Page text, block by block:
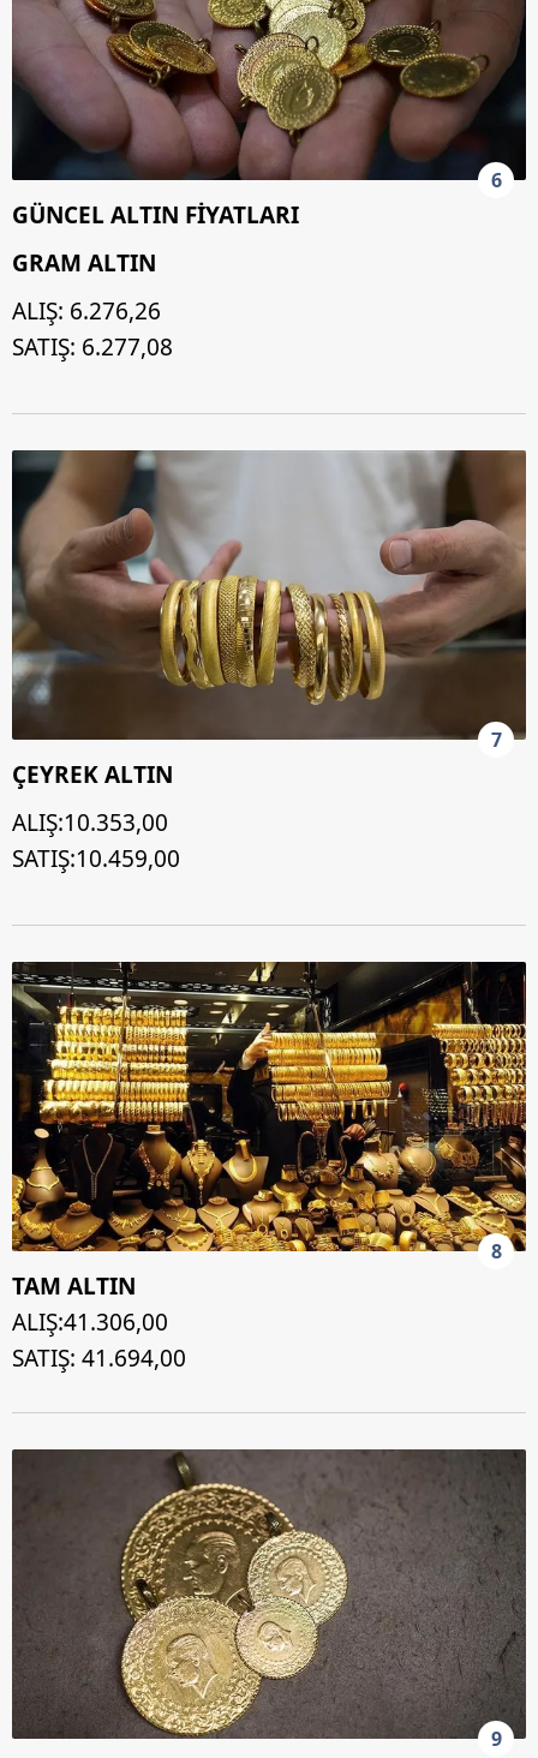
6
GÜNCEL ALTIN FİYATLARI
GRAM ALTIN
ALIŞ: 6.276,26
SATIŞ: 6.277,08
7
ÇEYREK ALTIN
ALIŞ:10.353,00
SATIŞ:10.459,00
8
TAM ALTIN
ALIŞ:41.306,00
SATIŞ: 41.694,00
9